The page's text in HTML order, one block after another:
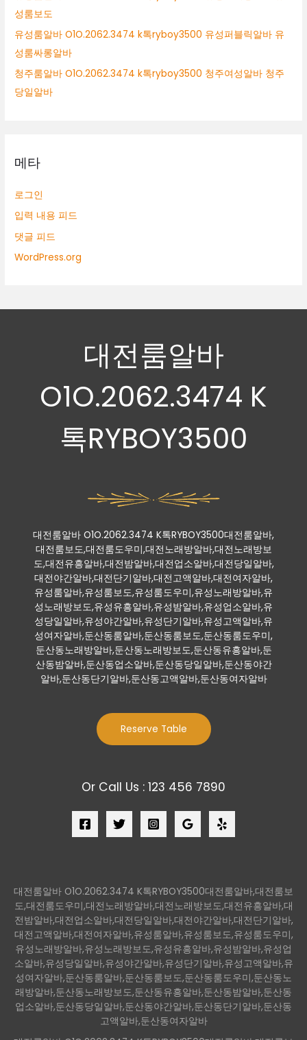
성룸보도
유성룸알바 O1O.2062.3474 k톡ryboy3500 유성퍼블릭알바 유
성룸싸롱알바
청주룸알바 O1O.2062.3474 k톡ryboy3500 청주여성알바 청주
당일알바
메타
로그인
입력 내용 피드
댓글 피드
WordPress.org
대전룸알바
O1O.2062.3474 K
톡RYBOY3500
대전룸알바 O1O.2062.3474 K톡RYBOY3500대전룸알바,
대전룸보도,대전룸도우미,대전노래방알바,대전노래방보
도,대전유흥알바,대전밤알바,대전업소알바,대전당일알바,
대전야간알바,대전단기알바,대전고액알바,대전여자알바,
유성룸알바,유성룸보도,유성룸도우미,유성노래방알바,유
성노래방보도,유성유흥알바,유성밤알바,유성업소알바,유
성당일알바,유성야간알바,유성단기알바,유성고액알바,유
성여자알바,둔산동룸알바,둔산동룸보도,둔산동룸도우미,
둔산동노래방알바,둔산동노래방보도,둔산동유흥알바,둔
산동밤알바,둔산동업소알바,둔산동당일알바,둔산동야간
알바,둔산동단기알바,둔산동고액알바,둔산동여자알바
Reserve Table
Or Call Us : 123 456 7890
대전룸알바 O1O.2062.3474 K톡RYBOY3500대전룸알바,대전룸보
도,대전룸도우미,대전노래방알바,대전노래방보도,대전유흥알바,대
전밤알바,대전업소알바,대전당일알바,대전야간알바,대전단기알바,
대전고액알바,대전여자알바,유성룸알바,유성룸보도,유성룸도우미,
유성노래방알바,유성노래방보도,유성유흥알바,유성밤알바,유성업
소알바,유성당일알바,유성야간알바,유성단기알바,유성고액알바,유
성여자알바,둔산동룸알바,둔산동룸보도,둔산동룸도우미,둔산동노
래방알바,둔산동노래방보도,둔산동유흥알바,둔산동밤알바,둔산동
업소알바,둔산동당일알바,둔산동야간알바,둔산동단기알바,둔산동
고액알바,둔산동여자알바